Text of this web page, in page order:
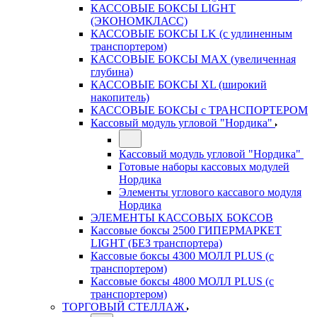
КАССОВЫЕ БОКСЫ LIGHT
(ЭКОНОМКЛАСС)
КАССОВЫЕ БОКСЫ LK (с удлиненным
транспортером)
КАССОВЫЕ БОКСЫ MAX (увеличенная
глубина)
КАССОВЫЕ БОКСЫ XL (широкий
накопитель)
КАССОВЫЕ БОКСЫ с ТРАНСПОРТЕРОМ
Кассовый модуль угловой "Нордика"
Кассовый модуль угловой "Нордика"
Готовые наборы кассовых модулей
Нордика
Элементы углового кассавого модуля
Нордика
ЭЛЕМЕНТЫ КАССОВЫХ БОКСОВ
Кассовые боксы 2500 ГИПЕРМАРКЕТ
LIGHT (БЕЗ транспортера)
Кассовые боксы 4300 МОЛЛ PLUS (с
транспортером)
Кассовые боксы 4800 МОЛЛ PLUS (с
транспортером)
ТОРГОВЫЙ СТЕЛЛАЖ